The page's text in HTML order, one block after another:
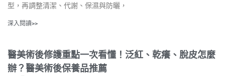
型，再調整清潔、代謝、保濕與防曬，
深入閱讀>>
醫美術後修護重點一次看懂！泛紅、乾癢、脫皮怎麼
辦？醫美術後保養品推薦